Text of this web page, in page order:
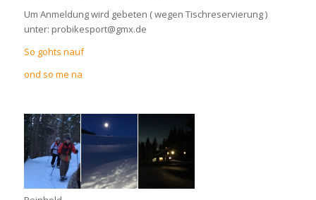
Um Anmeldung wird gebeten ( wegen Tischreservierung )
unter: probikesport@gmx.de
So gohts nauf
ond so me na
Ond dia send alle dabei: